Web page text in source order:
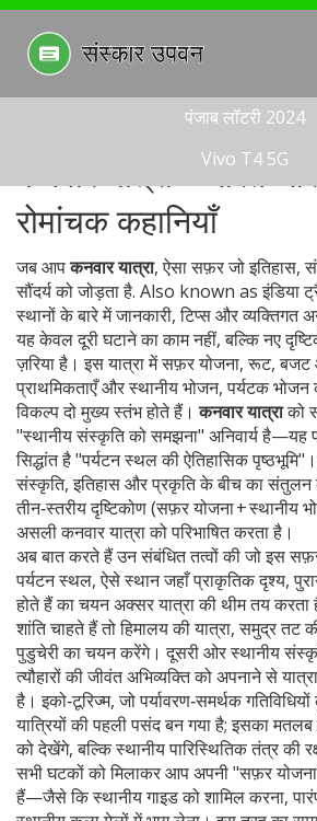
पंजाब लॉटरी 2024
Vivo T4 5G
कनवार यात्रा – भारत
रोमांचक कहानियाँ
जब आपकनवार यात्रा,ऐसा सफ़र जो इतिहास,
सौंदर्य को जोड़ता है. Also known asइंडिया
स्थानों के बारे में जानकारी, टिप्स और व्यक्तिगत
यह केवल दूरी घटाने का काम नहीं, बल्कि नए
ज़रिया है। इस यात्रा मेंसफ़र योजना,रूट, बजट
प्राथमिकताएँऔरस्थानीय भोजन,पर्यटक
विकल्पदो मुख्य स्तंभ होते हैं।कनवार यात्राको
"स्थानीय संस्कृति को समझना" अनिवार्य है—यह
सिद्धांत है "पर्यटन स्थल की ऐतिहासिक
संस्कृति, इतिहास और प्रकृति के बीच का
तीन‑स्तरीय दृष्टिकोण (सफ़र योजना + स्थानीय
असली कनवार यात्रा को परिभाषित करता है।
अब बात करते हैं उन संबंधित तत्वों की जो इस
पर्यटन स्थल,ऐसे स्थान जहाँ प्राकृतिक दृश्य,
होते हैंका चयन अक्सर यात्रा की थीम तय
शांति चाहते हैं तो हिमालय की यात्रा, समुद्र तट
पुडुचेरी का चयन करेंगे। दूसरी ओरस्थानीय
त्यौहारों की जीवंत अभिव्यक्तिको अपनाने से
है। इको‑टूरिज्म, जो पर्यावरण‑समर्थक
यात्रियों की पहली पसंद बन गया है; इसका
को देखेंगे, बल्कि स्थानीय पारिस्थितिक तंत्र की
सभी घटकों को मिलाकर आप अपनी "सफ़र
हैं—जैसे कि स्थानीय गाइड को शामिल करना,